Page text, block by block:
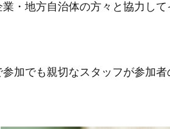
・地方自治体の方々と協力し
加でも親切なスタッフが参加